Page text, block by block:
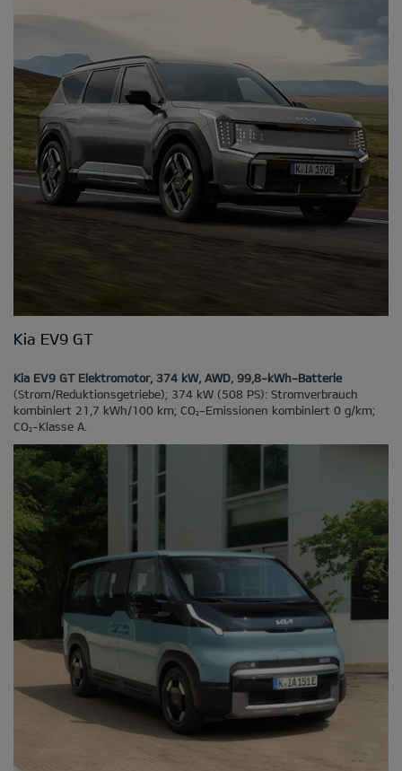
Kia EV9 GT
Kia EV9 GT Elektromotor, 374 kW, AWD, 99,8-kWh-Batterie
(Strom/Reduktionsgetriebe); 374 kW (508 PS): Stromverbrauch
kombiniert 21,7 kWh/100 km; CO2-Emissionen kombiniert 0 g/km;
CO2-Klasse A.